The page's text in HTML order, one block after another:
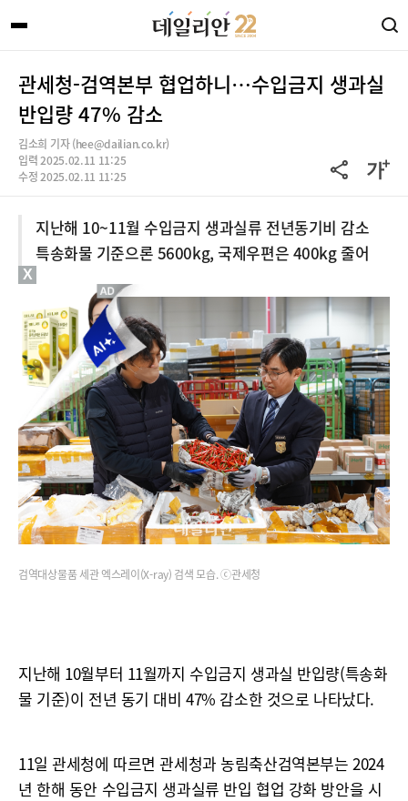
관세청-검역본부 협업하니…수입금지 생과실
반입량 47% 감소
김소희 기자 (hee@dailian.co.kr)
입력 2025.02.11 11:25
수정 2025.02.11 11:25
지난해 10~11월 수입금지 생과실류 전년동기비 감소
특송화물 기준으론 5600kg, 국제우편은 400kg 줄어
검역대상물품 세관 엑스레이(X-ray) 검색 모습. ⓒ관세청
지난해 10월부터 11월까지 수입금지 생과실 반입량(특송화
물 기준)이 전년 동기 대비 47% 감소한 것으로 나타났다.
11일 관세청에 따르면 관세청과 농림축산검역본부는 2024
년 한해 동안 수입금지 생과실류 반입 협업 강화 방안을 시
X